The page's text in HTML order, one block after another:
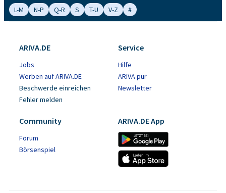
L-M
N-P Q-R S T-U V-Z #
ARIVA.DE
Jobs
Werben auf ARIVA.DE
Beschwerde einreichen
Fehler melden
Service
Hilfe
ARIVA pur
Newsletter
Community
Forum
Börsenspiel
ARIVA.DE App